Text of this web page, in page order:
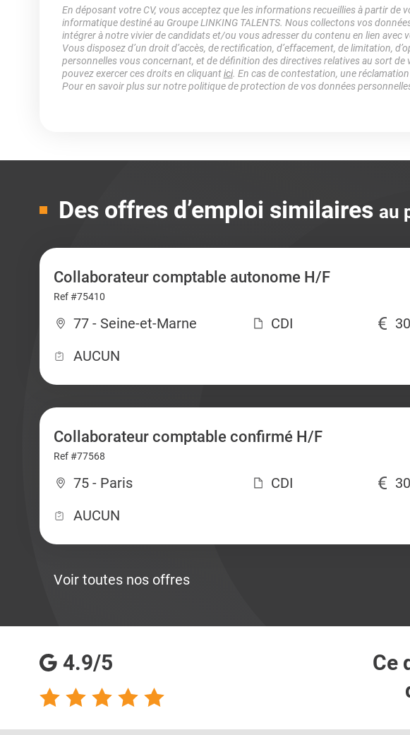
En déposant votre CV, vous acceptez que les informations recueillies à partir de
informatique destiné au Groupe LINKING TALENTS. Nous collectons vos
intégrer à notre vivier de candidats et/ou vous adresser du contenu en lien avec
Vous disposez d’un droit d’accès, de rectification, d’effacement, de limitation,
personnelles vous concernant, et de définition des directives relatives au sort de
pouvez exercer ces droits en cliquantici. En cas de contestation, une
Pour en savoir plus sur notre politique de protection de vos données
Des offres d’emploi similaires au
Collaborateur comptable autonome H/F
Ref #75410
77 - Seine-et-Marne CDI
AUCUN
Collaborateur comptable confirmé H/F
Ref #77568
75 - Paris CDI
AUCUN
Voir toutes nos offres
4.9/5
Ce